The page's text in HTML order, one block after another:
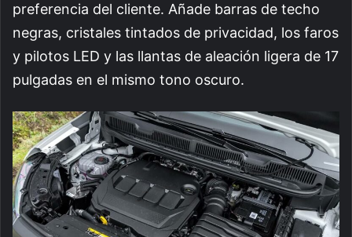
preferencia del cliente. Añade barras de techo
negras, cristales tintados de privacidad, los faros
y pilotos LED y las llantas de aleación ligera de 17
pulgadas en el mismo tono oscuro.